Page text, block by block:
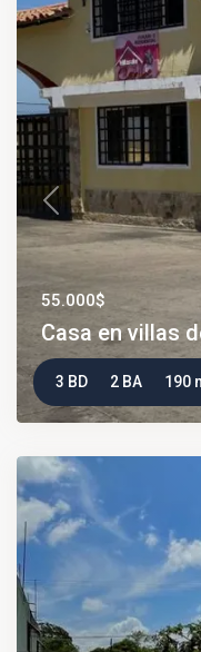
Previous
55.000$
Casa en villas
3 BD 2 BA 190